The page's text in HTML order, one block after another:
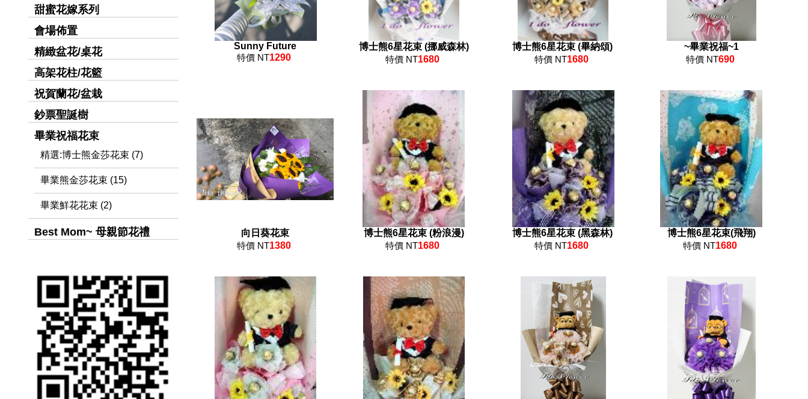
Sunny Future
特價 NT1290
博士熊6星花束 (挪威森林)
特價 NT1680
博士熊6星花束 (畢納頌)
特價 NT1680
~畢業祝福~1
特價 NT690
向日葵花束
特價 NT1380
博士熊6星花束 (粉浪漫)
特價 NT1680
博士熊6星花束 (黑森林)
特價 NT1680
博士熊6星花束(飛翔)
特價 NT1680
甜蜜花嫁系列
會場佈置
精緻盆花/桌花
高架花柱/花籃
祝賀蘭花/盆栽
鈔票聖誕樹
畢業祝福花束
精選:博士熊金莎花束 (7)
畢業熊金莎花束 (15)
畢業鮮花花束 (2)
Best Mom~ 母親節花禮